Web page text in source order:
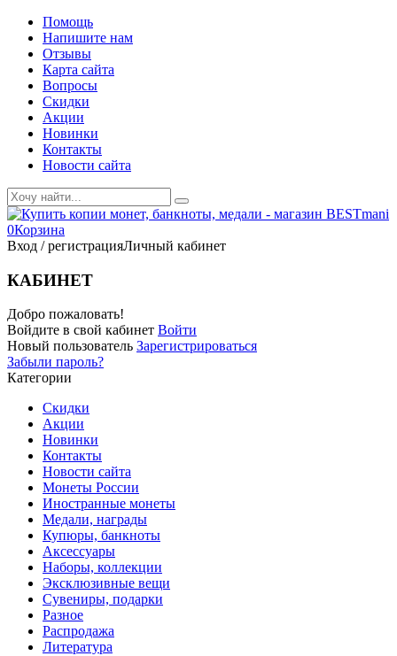
Помощь
Напишите нам
Отзывы
Карта сайта
Вопросы
Скидки
Акции
Новинки
Контакты
Новости сайта
0Корзина
Вход / регистрацияЛичный кабинет
КАБИНЕТ
Добро пожаловать!
Войдите в свой кабинет Войти
Новый пользователь Зарегистрироваться
Забыли пароль?
Категории
Скидки
Акции
Новинки
Контакты
Новости сайта
Монеты России
Иностранные монеты
Медали, награды
Купюры, банкноты
Аксессуары
Наборы, коллекции
Эксклюзивные вещи
Сувениры, подарки
Разное
Распродажа
Литература